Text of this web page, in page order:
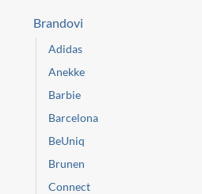
Brandovi
Adidas
Anekke
Barbie
Barcelona
BeUniq
Brunen
Connect